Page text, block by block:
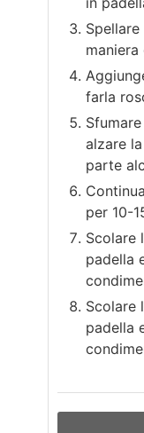
maniera
farla
alzare
parte
per 10-
Scolare
padella
Scolare
padella